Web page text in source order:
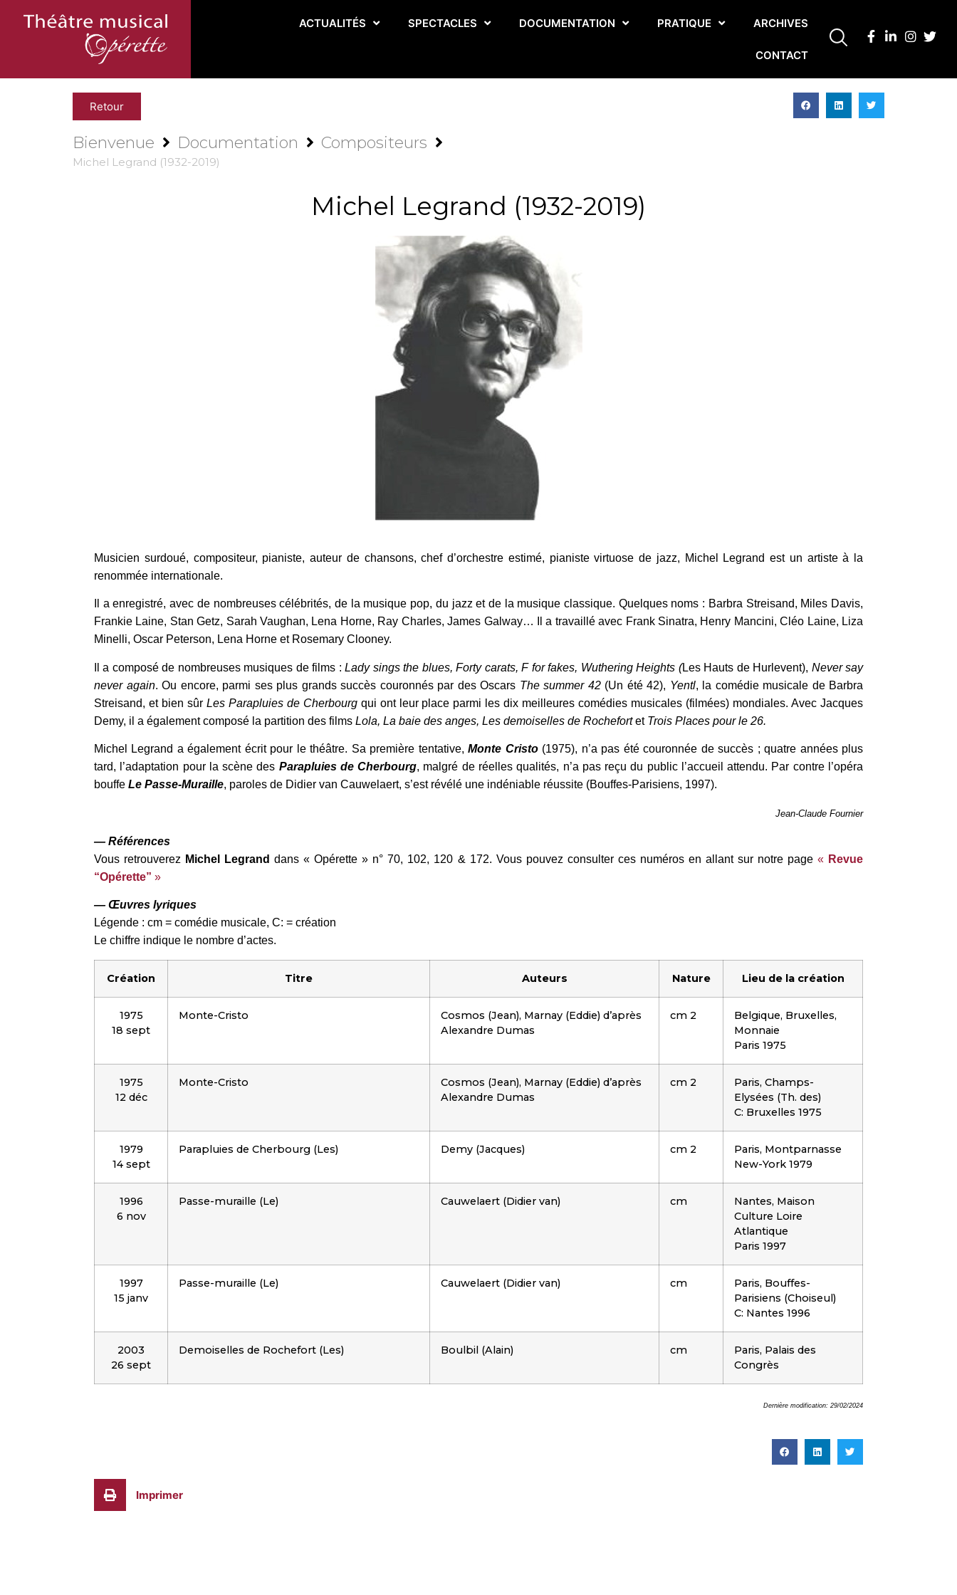
ACTUALITÉS SPECTACLES DOCUMENTATION PRATIQUE ARCHIVES
CONTACT
Retour
Bienvenue Documentation Compositeurs
Michel Legrand (1932-2019)
Michel Legrand (1932-2019)
Musicien surdoué, compositeur, pianiste, auteur de chansons, chef d’orchestre estimé, pianiste virtuose de jazz, Michel Legrand est un artiste à la
renommée internationale.
Il a enregistré, avec de nombreuses célébrités, de la musique pop, du jazz et de la musique classique. Quelques noms : Barbra Streisand, Miles Davis,
Frankie Laine, Stan Getz, Sarah Vaughan, Lena Horne, Ray Charles, James Galway… Il a travaillé avec Frank Sinatra, Henry Mancini, Cléo Laine, Liza
Minelli, Oscar Peterson, Lena Horne et Rosemary Clooney.
Il a composé de nombreuses musiques de films :Lady sings the blues, Forty carats, F for fakes, Wuthering Heights (Les Hauts de Hurlevent), Never say
never again. Ou encore, parmi ses plus grands succès couronnés par des Oscars The summer 42 (Un été 42), Yentl, la comédie musicale de Barbra
Streisand, et bien sûr Les Parapluies de Cherbourgqui ont leur place parmi les dix meilleures comédies musicales (filmées) mondiales. Avec Jacques
Demy, il a également composé la partition des films Lola, La baie des anges, Les demoiselles de Rochefortet Trois Places pour le 26.
Michel Legrand a également écrit pour le théâtre. Sa première tentative,Monte Cristo(1975), n’a pas été couronnée de succès ; quatre années plus
tard, l’adaptation pour la scène des Parapluies de Cherbourg, malgré de réelles qualités, n’a pas reçu du public l’accueil attendu. Par contre l’opéra
bouffe Le Passe-Muraille, paroles de Didier van Cauwelaert, s’est révélé une indéniable réussite (Bouffes-Parisiens, 1997).
Jean-Claude Fournier
— Références
Vous retrouverez Michel Legranddans « Opérette » n° 70, 102, 120 & 172. Vous pouvez consulter ces numéros en allant sur notre page « Revue
“Opérette” »
— Œuvres lyriques
Légende : cm = comédie musicale, C: = création
Le chiffre indique le nombre d’actes.
Création Titre Auteurs Nature Lieu de la création
1975
18 sept
Monte-Cristo
Cosmos (Jean), Marnay (Eddie) d’après
Alexandre Dumas
cm 2
Belgique, Bruxelles,
Monnaie
Paris 1975
1975
12 déc
Monte-Cristo
Cosmos (Jean), Marnay (Eddie) d’après
Alexandre Dumas
cm 2
Paris, Champs-
Elysées (Th. des)
C: Bruxelles 1975
1979
14 sept
Parapluies de Cherbourg (Les) Demy (Jacques) cm 2
Paris, Montparnasse
New-York 1979
1996
6 nov
Passe-muraille (Le) Cauwelaert (Didier van) cm
Nantes, Maison
Culture Loire
Atlantique
Paris 1997
1997
15 janv
Passe-muraille (Le) Cauwelaert (Didier van) cm
Paris, Bouffes-
Parisiens (Choiseul)
C: Nantes 1996
2003
26 sept
Demoiselles de Rochefort (Les) Boulbil (Alain) cm
Paris, Palais des
Congrès
Dernière modification: 29/02/2024
Imprimer